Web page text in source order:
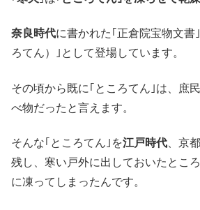
奈良時代に書かれた｢正倉院宝物文書
ろてん）｣として登場しています。
その頃から既に｢ところてん｣は、庶
べ物だったと言えます。
そんな｢ところてん｣を江戸時代 、京
残し、寒い戸外に出しておいたとこ
に凍ってしまったんです。